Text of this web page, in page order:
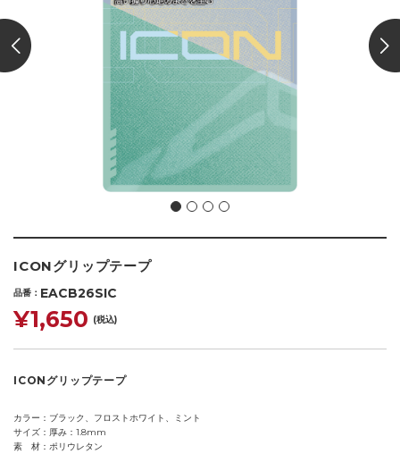
ICONグリップテープ
品番 EACB26SIC
¥1,650 (税込)
ICONグリップテープ
カラー
ブラック、フロストホワイト、ミント
サイズ
厚み：1.8mm
素 材
ポリウレタン